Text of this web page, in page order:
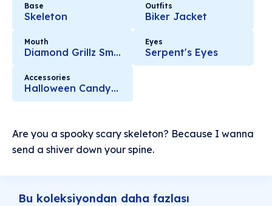
Base
Skeleton
Outfits
Biker Jacket
Mouth
Diamond Grillz Smile
Eyes
Serpent's Eyes
Accessories
Halloween Candy Wand
Are you a spooky scary skeleton? Because I wanna
send a shiver down your spine.
Bu koleksiyondan daha fazlası